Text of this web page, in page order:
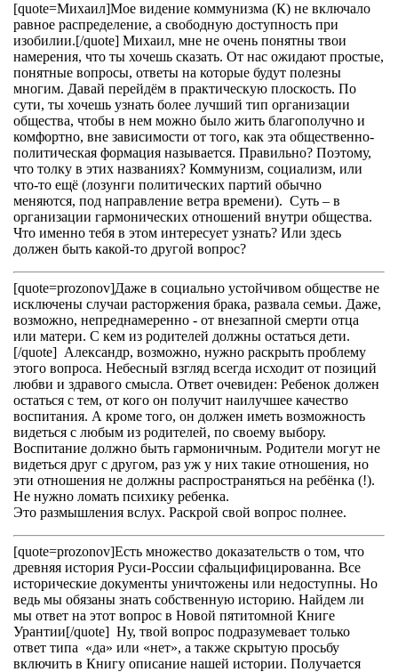
[quote=Михаил]Мое видение коммунизма (К) не включало
равное распределение, а свободную доступность при
изобилии.[/quote] Михаил, мне не очень понятны твои
намерения, что ты хочешь сказать. От нас ожидают простые,
понятные вопросы, ответы на которые будут полезны
многим. Давай перейдём в практическую плоскость. По
сути, ты хочешь узнать более лучший тип организации
общества, чтобы в нем можно было жить благополучно и
комфортно, вне зависимости от того, как эта общественно-
политическая формация называется. Правильно? Поэтому,
что толку в этих названиях? Коммунизм, социализм, или
что-то ещё (лозунги политических партий обычно
меняются, под направление ветра времени). Суть – в
организации гармонических отношений внутри общества.
Что именно тебя в этом интересует узнать? Или здесь
должен быть какой-то другой вопрос?
[quote=prozonov]Даже в социально устойчивом обществе не
исключены случаи расторжения брака, развала семьи. Даже,
возможно, непреднамеренно - от внезапной смерти отца
или матери. С кем из родителей должны остаться дети.
[/quote] Александр, возможно, нужно раскрыть проблему
этого вопроса. Небесный взгляд всегда исходит от позиций
любви и здравого смысла. Ответ очевиден: Ребенок должен
остаться с тем, от кого он получит наилучшее качество
воспитания. А кроме того, он должен иметь возможность
видеться с любым из родителей, по своему выбору.
Воспитание должно быть гармоничным. Родители могут не
видеться друг с другом, раз уж у них такие отношения, но
эти отношения не должны распространяться на ребёнка (!).
Не нужно ломать психику ребенка.
Это размышления вслух. Раскрой свой вопрос полнее.
[quote=prozonov]Есть множество доказательств о том, что
древняя история Руси-России сфальцифицированна. Все
исторические документы уничтожены или недоступны. Но
ведь мы обязаны знать собственную историю. Найдем ли
мы ответ на этот вопрос в Новой пятитомной Книге
Урантии[/quote] Ну, твой вопрос подразумевает только
ответ типа «да» или «нет», а также скрытую просьбу
включить в Книгу описание нашей истории. Получается